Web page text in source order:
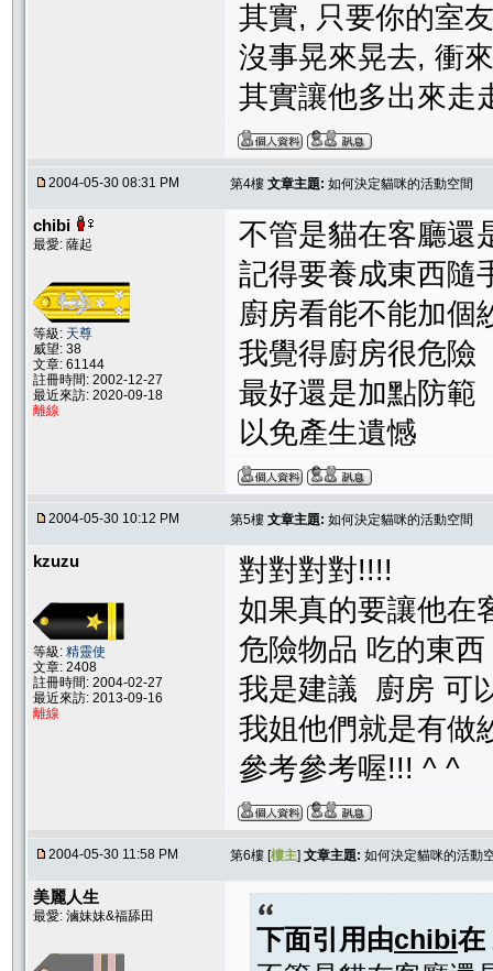
其實, 只要你的室
沒事晃來晃去, 衝
其實讓他多出來走
2004-05-30 08:31 PM 第4樓 文章主題: 如何決定貓咪的活動空間
chibi
最愛: 薩起
等級: 天尊
威望: 38
文章: 61144
註冊時間: 2002-12-27
最近來訪: 2020-09-18
離線
不管是貓在客廳還
記得要養成東西隨
廚房看能不能加個
我覺得廚房很危險
最好還是加點防範
以免產生遺憾
2004-05-30 10:12 PM 第5樓 文章主題: 如何決定貓咪的活動空間
kzuzu
等級: 精靈使
文章: 2408
註冊時間: 2004-02-27
最近來訪: 2013-09-16
離線
對對對對!!!!
如果真的要讓他在
危險物品 吃的東
我是建議 廚房 可
我姐他們就是有做
參考參考喔!!! ^ ^
2004-05-30 11:58 PM 第6樓 [樓主] 文章主題: 如何決定貓咪的活動
美麗人生
最愛: 滷妹妹&福舔田
下面引用由chibi在